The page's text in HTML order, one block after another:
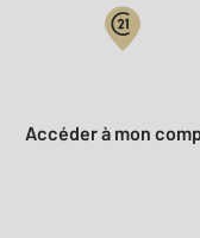
Accéder à mon